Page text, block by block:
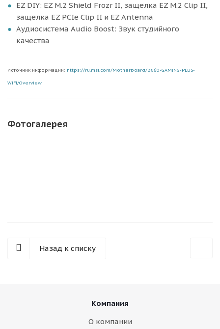
EZ DIY: EZ M.2 Shield Frozr II, защелка EZ M.2 Clip II,
защелка EZ PCIe Clip II и EZ Antenna
Аудиосистема Audio Boost: Звук студийного
качества
Источник информации: https://ru.msi.com/Motherboard/B860-GAMING-PLUS-
WIFI/Overview
Фотогалерея
Назад к списку
Компания
О компании